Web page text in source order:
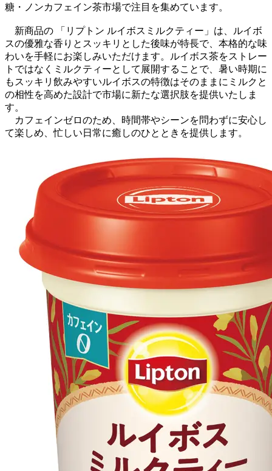
糖・ノンカフェイン茶市場で注目を集めています。
新商品の 「リプトン ルイボスミルクティー」は、ルイボ
スの優雅な香りとスッキリとした後味が特長で、本格的な味
わいを手軽にお楽しみいただけます。ルイボス茶をストレー
トではなくミルクティーとして展開することで、暑い時期に
もスッキリ飲みやすいルイボスの特徴はそのままにミルクと
の相性を高めた設計で市場に新たな選択肢を提供いたしま
す。
カフェインゼロのため、時間帯やシーンを問わずに安心し
て楽しめ、忙しい日常に癒しのひとときを提供します。